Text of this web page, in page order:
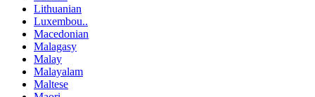
Lithuanian
Luxembou..
Macedonian
Malagasy
Malay
Malayalam
Maltese